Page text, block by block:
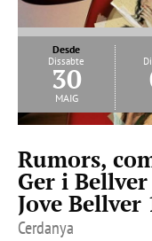
Desde
Dissabte
30
maig
Rumors,
Ger i
Jove Bellver
Cerdanya